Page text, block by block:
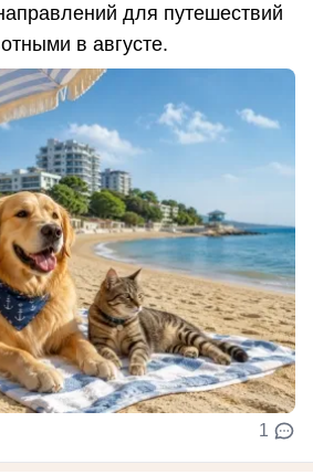
для путешествий
в августе.
1